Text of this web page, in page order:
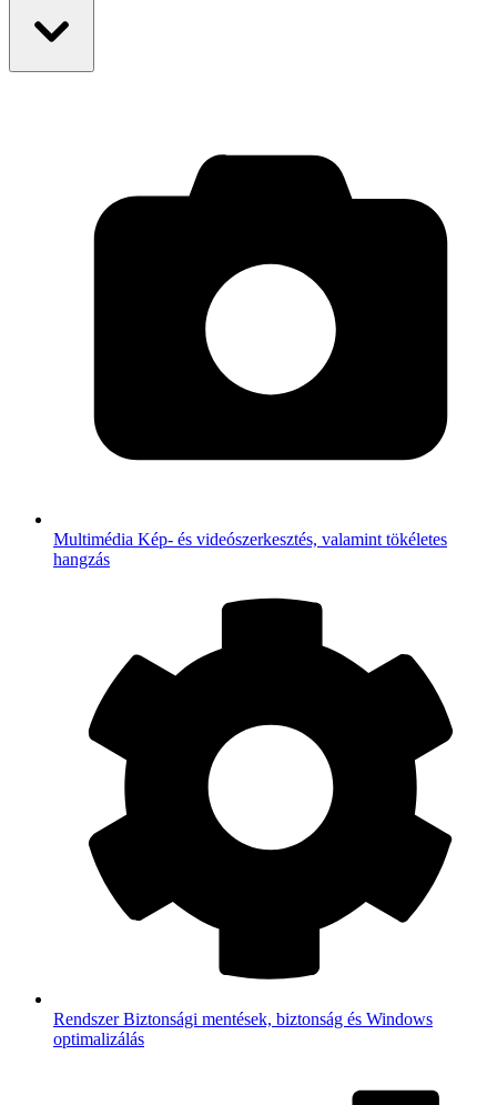
Multimédia Kép- és videószerkesztés, valamint tökéletes
hangzás
RendszerBiztonsági mentések, biztonság és Windows
optimalizálás